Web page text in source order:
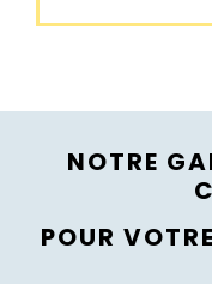
NOTRE
POUR